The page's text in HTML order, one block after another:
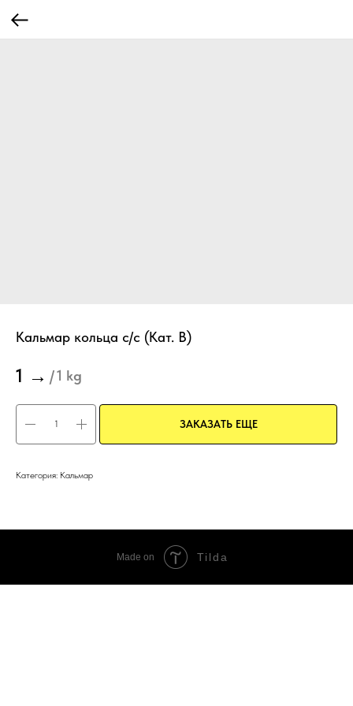
Кальмар кольца с/с (Кат. В)
1 → /1 kg
ЗАКАЗАТЬ ЕЩЕ
Категория: Кальмар
Made on Tilda